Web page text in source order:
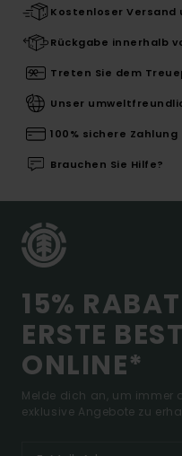
Kostenloser Versand
Rückgabe innerhalb
Treten Sie dem
Unser
100% sichere Zahlung
Brauchen Sie Hilfe?
15%
ERSTE
ONLINE*
Melde dich an, um immer
exklusive Angebote zu